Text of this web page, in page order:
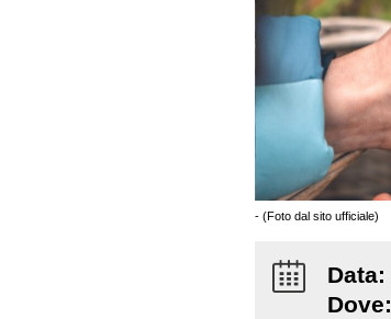
- (Foto dal sito ufficiale)
Data:
Dove: